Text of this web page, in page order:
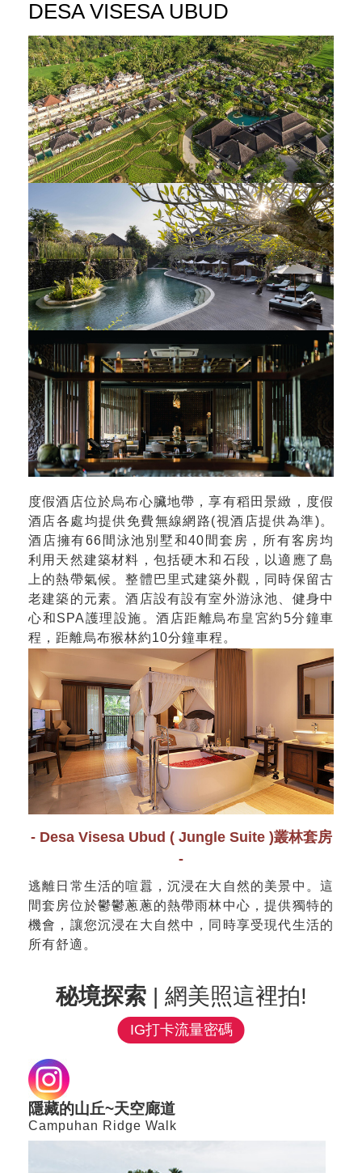
DESA VISESA UBUD
度假酒店位於烏布心臟地帶，享有稻田景緻，度假
酒店各處均提供免費無線網路(視酒店提供為準)。
酒店擁有66間泳池別墅和40間套房，所有客房均
利用天然建築材料，包括硬木和石段，以適應了島
上的熱帶氣候。整體巴里式建築外觀，同時保留古
老建築的元素。酒店設有設有室外游泳池、健身中
心和SPA護理設施。酒店距離烏布皇宮約5分鐘車
程，距離烏布猴林約10分鐘車程。
- Desa Visesa Ubud ( Jungle Suite )叢林套房
-
逃離日常生活的喧囂，沉浸在大自然的美景中。這
間套房位於鬱鬱蔥蔥的熱帶雨林中心，提供獨特的
機會，讓您沉浸在大自然中，同時享受現代生活的
所有舒適。
秘境探索| 網美照這裡拍!
IG打卡流量密碼
隱藏的山丘~天空廊道
Campuhan Ridge Walk